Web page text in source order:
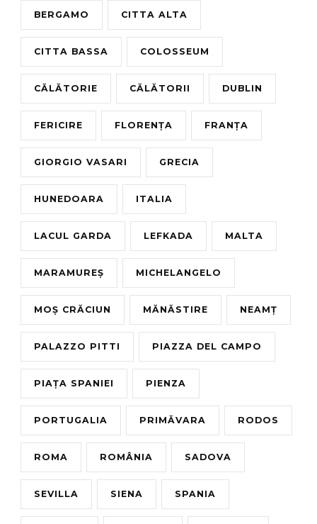
BERGAMO CITTA ALTA
CITTA BASSA COLOSSEUM
CĂLĂTORIE CĂLĂTORII DUBLIN
FERICIRE FLORENȚA FRANȚA
GIORGIO VASARI GRECIA
HUNEDOARA ITALIA
LACUL GARDA LEFKADA MALTA
MARAMUREȘ MICHELANGELO
MOȘ CRĂCIUN MĂNĂSTIRE NEAMȚ
PALAZZO PITTI PIAZZA DEL CAMPO
PIAȚA SPANIEI PIENZA
PORTUGALIA PRIMĂVARA RODOS
ROMA ROMÂNIA SADOVA
SEVILLA SIENA SPANIA